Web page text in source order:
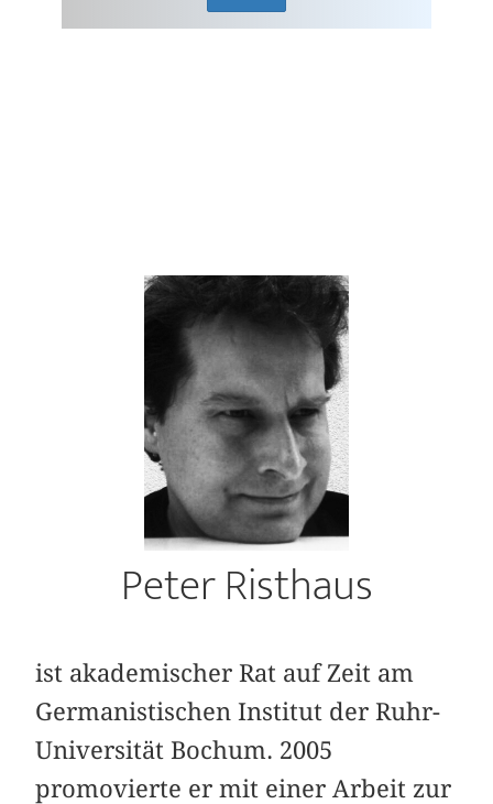
Peter Risthaus
ist akademischer Rat auf Zeit am
Germanistischen Institut der Ruhr-
Universität Bochum. 2005
promovierte er mit einer Arbeit zur